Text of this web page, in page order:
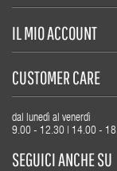
IL MIO ACCOUNT
CUSTOMER CARE
dal lunedì al venerdì
9.00 - 12.30 | 14.00 -
SEGUICI ANCHE SU